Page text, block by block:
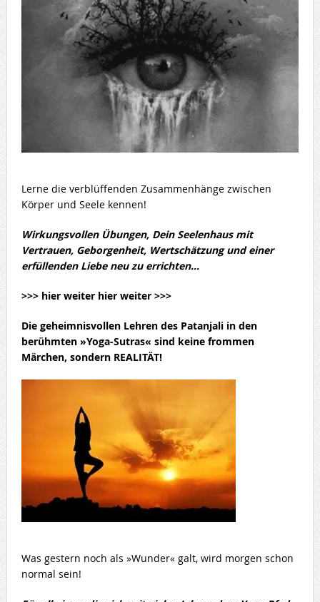
Lerne die verblüffenden Zusammenhänge zwischen
Körper und Seele kennen!
Wirkungsvollen Übungen, Dein Seelenhaus mit
Vertrauen, Geborgenheit, Wertschätzung und einer
erfüllenden Liebe neu zu errichten…
>>> hier weiter hier weiter >>>
Die geheimnisvollen Lehren des Patanjali in den
berühmten »Yoga-Sutras« sind keine frommen
Märchen, sondern REALITÄT!
Was gestern noch als »Wunder« galt, wird morgen schon
normal sein!